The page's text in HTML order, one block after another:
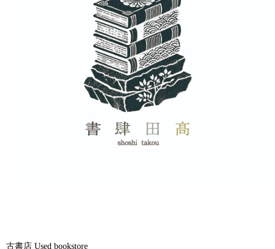
古書店 Used bookstore